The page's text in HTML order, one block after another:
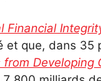
Financial
que, dans 35
from